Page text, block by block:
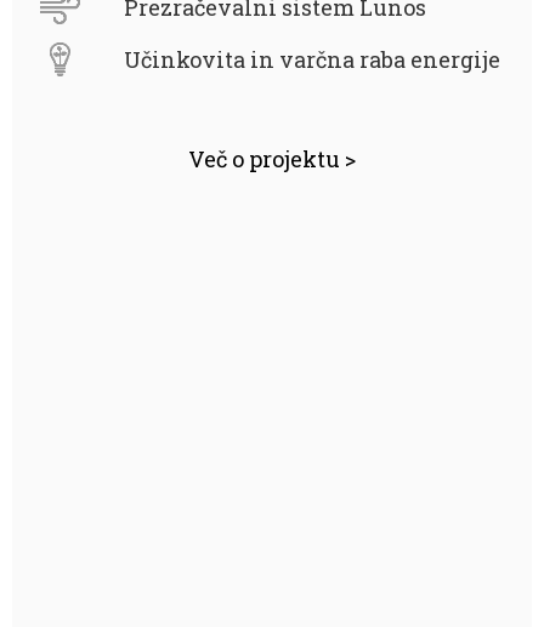
Prezračevalni sistem Lunos
Učinkovita in varčna raba energije
Več o projektu >